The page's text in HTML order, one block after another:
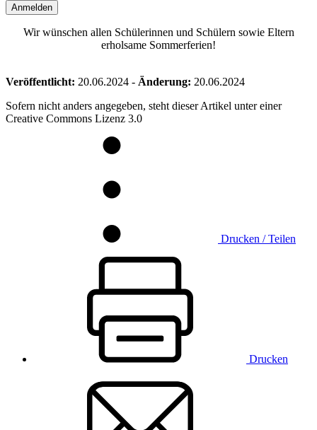
Anmelden
Wir wünschen allen Schülerinnen und Schülern sowie Eltern
erholsame Sommerferien!
Veröffentlicht: 20.06.2024 - Änderung: 20.06.2024
Sofern nicht anders angegeben, steht dieser Artikel unter einer
Creative Commons Lizenz 3.0
Drucken / Teilen
Drucken